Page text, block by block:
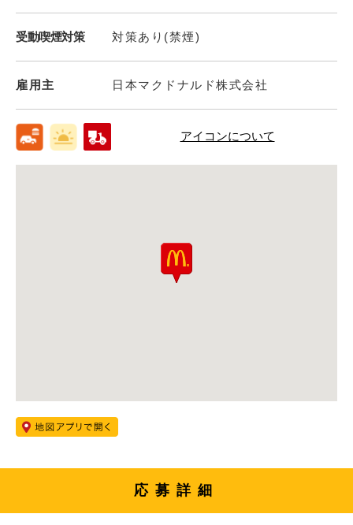
受動喫煙対策 対策あり(禁煙)
雇用主 日本マクドナルド株式会社
アイコンについて
応募詳細